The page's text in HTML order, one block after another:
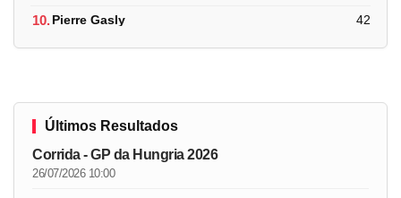
10.Pierre Gasly 42
Últimos Resultados
Corrida - GP da Hungria 2026
26/07/2026 10:00